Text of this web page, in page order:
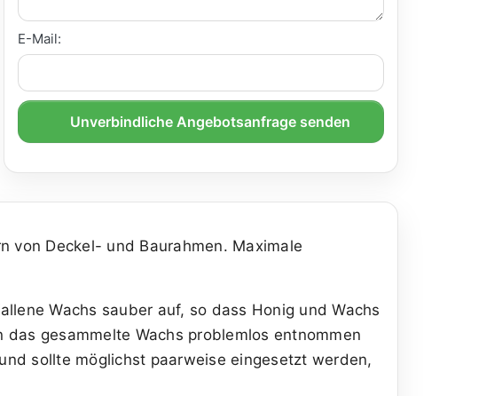
E-Mail:
Unverbindliche Angebotsanfrage senden
von Deckel- und Baurahmen. Maximale
Wachs sauber auf, so dass Honig und Wachs
gesammelte Wachs problemlos entnommen
sollte möglichst paarweise eingesetzt werden,